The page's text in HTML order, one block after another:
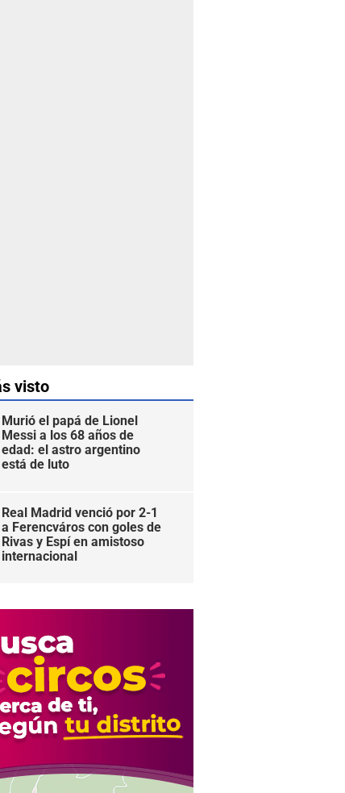
visto
Murió el papá de Lionel
Messi a los 68 años de
edad: el astro argentino
está de luto
Real Madrid venció por 2-1
a Ferencváros con goles de
Rivas y Espí en amistoso
internacional